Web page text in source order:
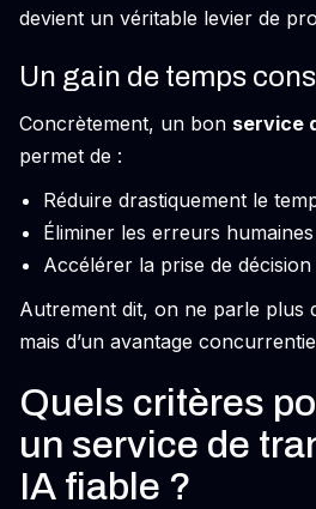
devient un véritable levier de
Un gain de temps
Concrètement, un bon service
permet de :
Réduire drastiquement le
Éliminer les erreurs humaines
Accélérer la prise de décision
Autrement dit, on ne parle plus
mais d’un avantage
Quels critères
un service de
IA fiable ?